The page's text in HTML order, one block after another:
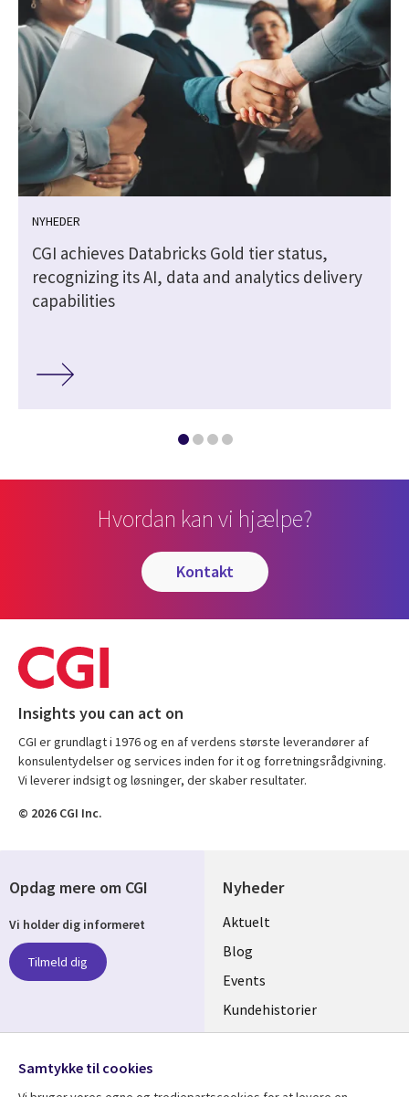
NYHEDER
CGI achieves Databricks Gold tier status,
recognizing its AI, data and analytics delivery
capabilities
Hvordan kan vi hjælpe?
kontakt
Insights you can act on
CGI er grundlagt i 1976 og en af verdens største leverandører af
konsulentydelser og services inden for it og forretningsrådgivning.
Vi leverer indsigt og løsninger, der skaber resultater.
© 2026 CGI Inc.
Nyheder
Useful
links
DENMARK
Aktuelt
Blog
Events
Kundehistorier
Videoer
Opdag mere om CGI
Vi holder dig informeret
Tilmeld dig
Samtykke til cookies